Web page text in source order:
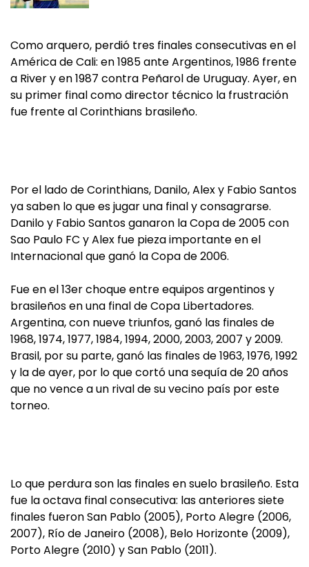
Como arquero, perdió tres finales consecutivas en el
América de Cali: en 1985 ante Argentinos, 1986 frente
a River y en 1987 contra Peñarol de Uruguay. Ayer, en
su primer final como director técnico la frustración
fue frente al Corinthians brasileño.
Por el lado de Corinthians, Danilo, Alex y Fabio Santos
ya saben lo que es jugar una final y consagrarse.
Danilo y Fabio Santos ganaron la Copa de 2005 con
Sao Paulo FC y Alex fue pieza importante en el
Internacional que ganó la Copa de 2006.
Fue en el 13er choque entre equipos argentinos y
brasileños en una final de Copa Libertadores.
Argentina, con nueve triunfos, ganó las finales de
1968, 1974, 1977, 1984, 1994, 2000, 2003, 2007 y 2009.
Brasil, por su parte, ganó las finales de 1963, 1976, 1992
y la de ayer, por lo que cortó una sequía de 20 años
que no vence a un rival de su vecino país por este
torneo.
Lo que perdura son las finales en suelo brasileño. Esta
fue la octava final consecutiva: las anteriores siete
finales fueron San Pablo (2005), Porto Alegre (2006,
2007), Río de Janeiro (2008), Belo Horizonte (2009),
Porto Alegre (2010) y San Pablo (2011).